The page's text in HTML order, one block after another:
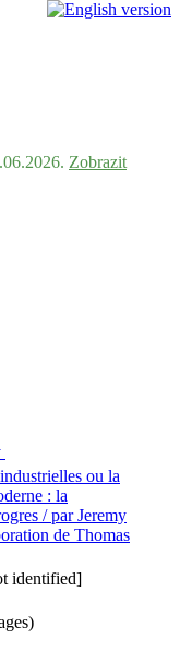
Zobrazit
ou la
: la
/ par Jeremy
de Thomas
identified]